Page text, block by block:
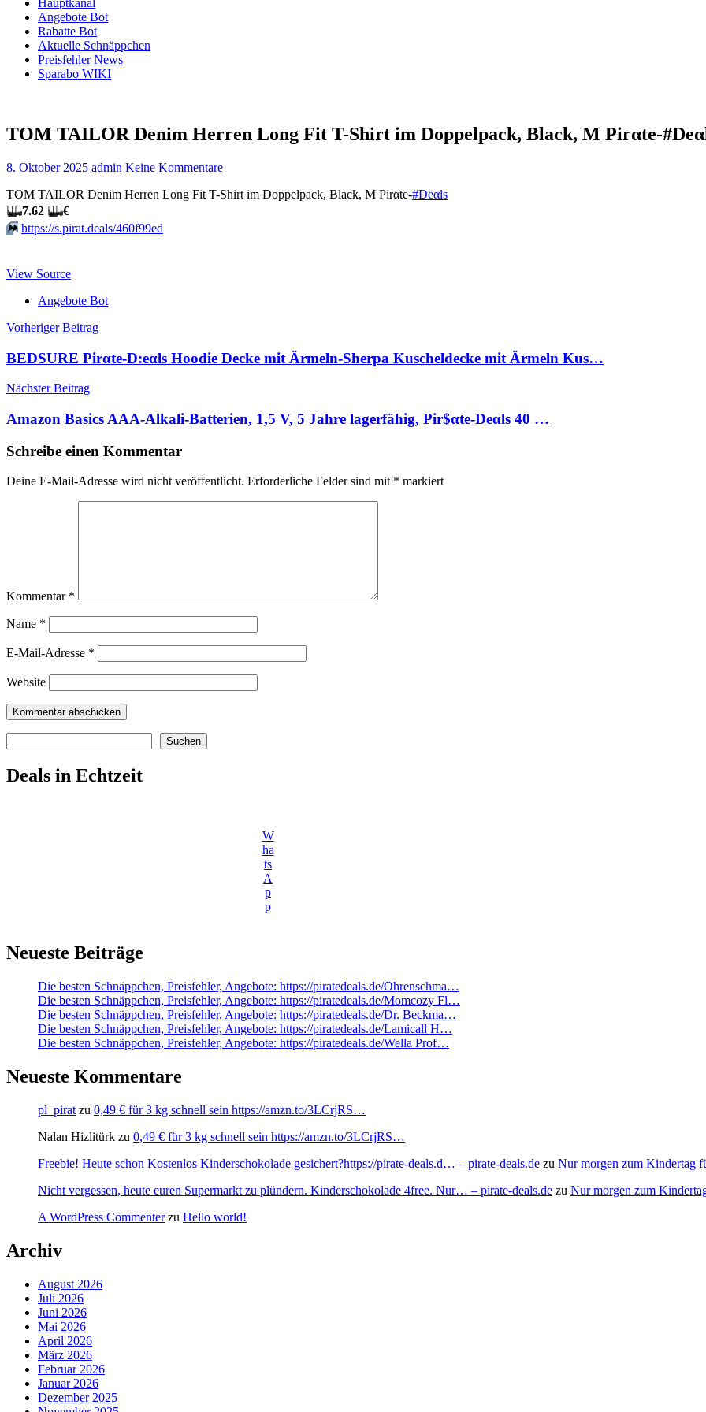
Hauptkanal
Angebote Bot
Rabatte Bot
Aktuelle Schnäppchen
Preisfehler News
Sparabo WIKI
TOM TAILOR Denim Herren Long Fit T-Shirt im Doppelpack, Black, M Pirαtе-
8. Oktober 2025 admin Keine Kommentare
TOM TAILOR Denim Herren Long Fit T-Shirt im Doppelpack, Black, M Pirαtе-#Dеαls
🏴‍☠️7.62 🏴‍☠️€
⏩️ https://s.pirat.deals/460f99ed
View Source
Angebote Bot
Beitragsnavigation
Vorheriger Beitrag
BEDSURE Pirαtе-D:еαls Hoodie Decke mit Ärmeln-Sherpa Kuscheldecke mit Ärmeln Kus…
Nächster Beitrag
Amazon Basics AAA-Alkali-Batterien, 1,5 V, 5 Jahre lagerfähig, Pir$αtе-Dеαls 40 …
Schreibe einen Kommentar
Deine E-Mail-Adresse wird nicht veröffentlicht. Erforderliche Felder sind mit * markiert
Kommentar *
Name *
E-Mail-Adresse *
Website
Suchen
Deals in Echtzeit
W
ha
ts
A
p
p
Neueste Beiträge
Die besten Schnäppchen, Preisfehler, Angebote: https://piratedeals.de/Ohrenschma…
Die besten Schnäppchen, Preisfehler, Angebote: https://piratedeals.de/Momcozy Fl…
Die besten Schnäppchen, Preisfehler, Angebote: https://piratedeals.de/Dr. Beckma…
Die besten Schnäppchen, Preisfehler, Angebote: https://piratedeals.de/Lamicall H…
Die besten Schnäppchen, Preisfehler, Angebote: https://piratedeals.de/Wella Prof…
Neueste Kommentare
pl_pirat zu 0,49 € für 3 kg schnell sein https://amzn.to/3LCrjRS…
Nalan Hizlitürk zu 0,49 € für 3 kg schnell sein https://amzn.to/3LCrjRS…
Freebie! Heute schon Kostenlos Kinderschokolade gesichert?https://pirate-deals.d… – pirate-deals.de zu Nur morgen zum Kindertag
Nicht vergessen, heute euren Supermarkt zu plündern. Kinderschokolade 4free. Nur… – pirate-deals.de zu Nur morgen zum
A WordPress Commenterzu Hello world!
Archiv
August 2026
Juli 2026
Juni 2026
Mai 2026
April 2026
März 2026
Februar 2026
Januar 2026
Dezember 2025